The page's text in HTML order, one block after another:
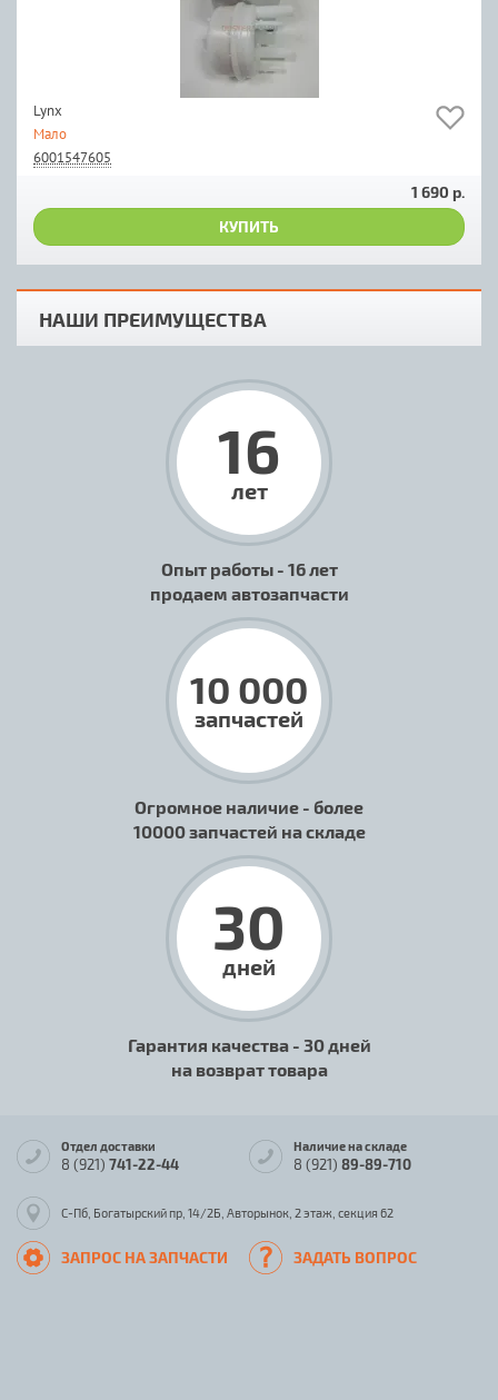
Lynx
Мало
6001547605
1 690 р.
КУПИТЬ
НАШИ ПРЕИМУЩЕСТВА
16
лет
Опыт работы - 16 лет
продаем автозапчасти
10 000
запчастей
Огромное наличие - более
10000 запчастей на складе
30
дней
Гарантия качества - 30 дней
на возврат товара
Отдел доставки
8 (921) 741-22-44
Наличие на складе
8 (921) 89-89-710
С-Пб, Богатырский пр, 14/2Б, Авторынок, 2 этаж, секция 62
ЗАПРОС НА ЗАПЧАСТИ ЗАДАТЬ ВОПРОС